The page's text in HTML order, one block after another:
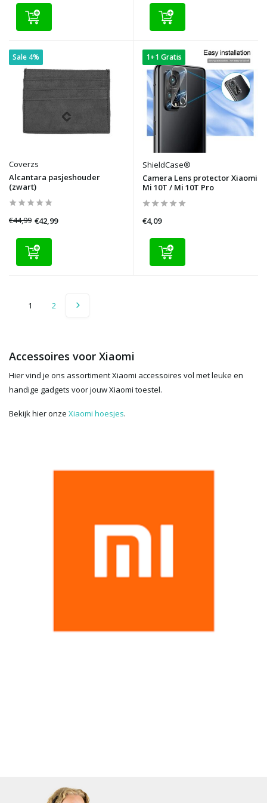
Sale 4%
Coverzs
Alcantara pasjeshouder
(zwart)
€44,99 €42,99
1+1 Gratis
ShieldCase®
Camera Lens protector Xiaomi
Mi 10T / Mi 10T Pro
€4,09
1 2
Accessoires voor Xiaomi
Hier vind je ons assortiment Xiaomi accessoires vol met leuke en
handige gadgets voor jouw Xiaomi toestel.
Bekijk hier onze Xiaomi hoesjes.